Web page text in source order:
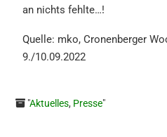
an nichts fehlte…!
Quelle: mko, Cronen­ber­ger
9./10.09.2022
"Aktuelles, Presse"